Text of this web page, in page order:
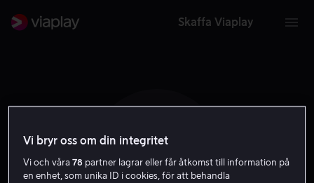
Skaffa Viaplay
G H H
Vi bryr oss om din integritet
Vi och våra78 partner lagrar eller får åtkomst till information på
en enhet, som unika ID i cookies, för att behandla